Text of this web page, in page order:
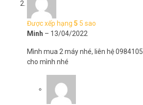
Thông tin kỹ thuật máy
G7Pro
– Dung tích chai 380ml.
– Khoảng cách phun: 1 ~ 1.5 mét.
– Thời gian sử dụng: 3 tiếng.
– Thời gian sạc: 1 tiếng.
– Sạc điện áp: DC 5V/1A.
Được xếp hạng 5 5 sao
Minh – 13/04/2022
Mình mua 2 máy nhé, liên hệ
cho mình nhé